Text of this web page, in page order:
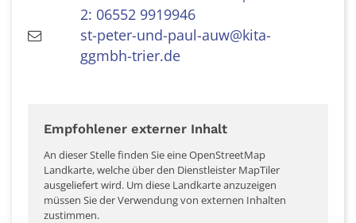
2: 06552 9919946
st-peter-und-paul-auw@kita-
ggmbh-trier.de
Empfohlener externer Inhalt
An dieser Stelle finden Sie eine OpenStreetMap
Landkarte, welche über den Dienstleister MapTiler
ausgeliefert wird. Um diese Landkarte anzuzeigen
müssen Sie der Verwendung von externen Inhalten
zustimmen.